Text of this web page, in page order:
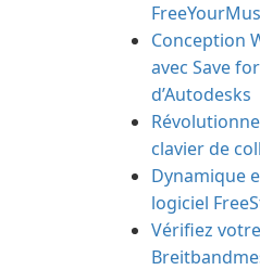
Conception
avec Save
d’Autodesks
clavier de
Dynamique
logiciel
Vérifiez